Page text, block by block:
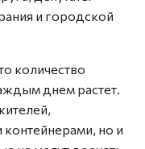
и городской
количество
днем растет.
но и